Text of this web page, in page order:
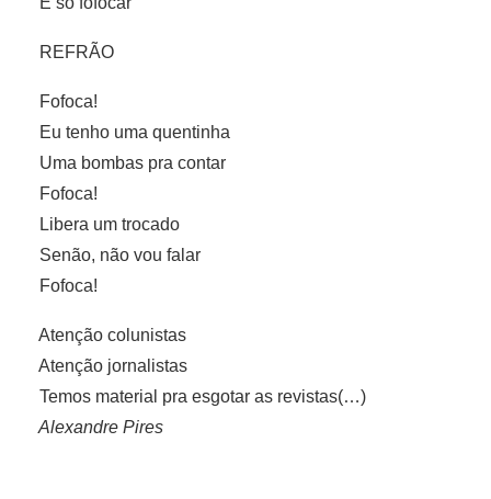
REFRÃO
Fofoca!
Eu tenho uma quentinha
Uma bombas pra contar
Fofoca!
Libera um trocado
Senão, não vou falar
Fofoca!
Atenção colunistas
Atenção jornalistas
Temos material pra esgotar as revistas(…)
Alexandre Pires